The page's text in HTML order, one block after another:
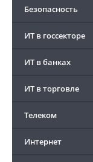
Безопасность
ИТ в госсекторе
ИТ в банках
ИТ в торговле
Телеком
Интернет